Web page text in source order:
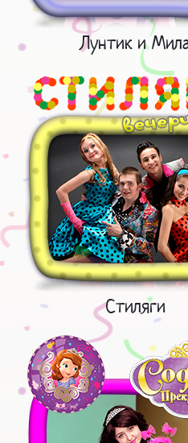
Лунтик и
Стиляги